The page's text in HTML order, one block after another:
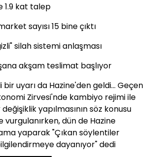
1.9 kat talep
sayısı 15 bine çıktı
silah sistemi anlaşması
akşam teslimat başlıyor
uyarı da Hazine'den geldi... Geçen
Zirvesi'nde kambiyo rejimi ile
yapılmasının söz konusu
vurgulanırken, dün de Hazine
yaparak "Çıkan söylentiler
dayanıyor" dedi